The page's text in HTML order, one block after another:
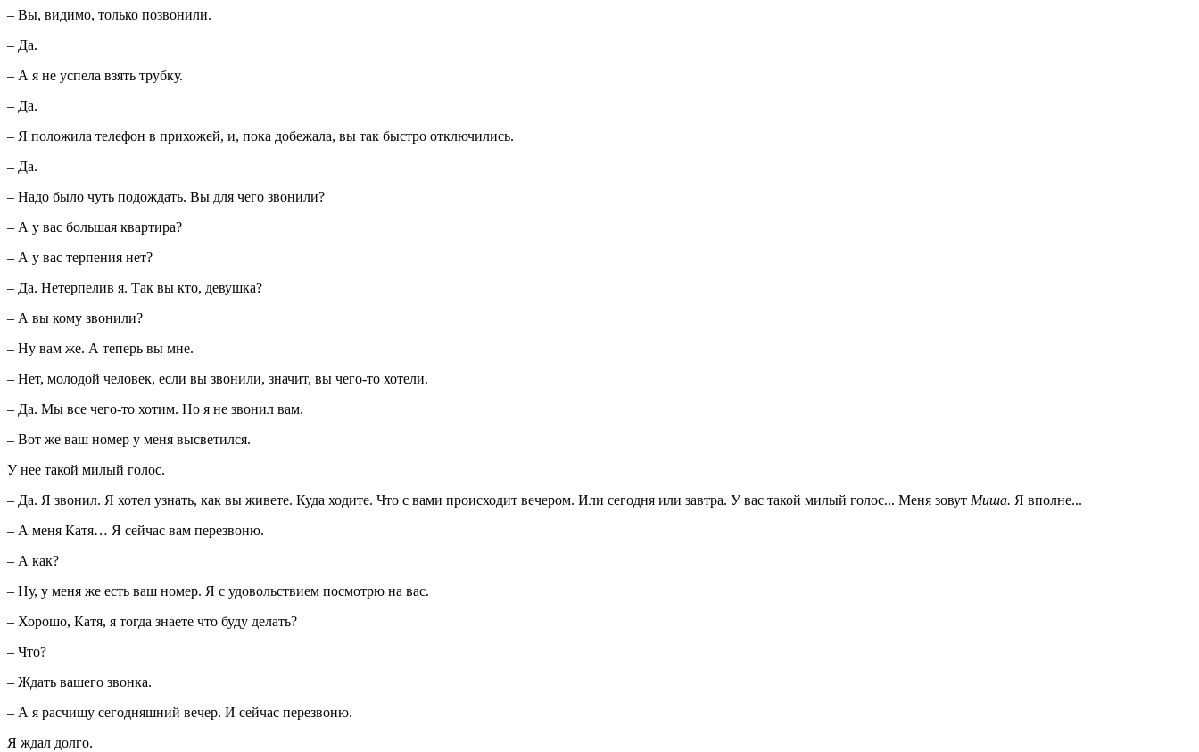
– Вы, видимо, только позвонили.
– Да.
– А я не успела взять трубку.
– Да.
– Я положила телефон в прихожей, и, пока добежала, вы так быстро отключились.
– Да.
– Надо было чуть подождать. Вы для чего звонили?
– А у вас большая квартира?
– А у вас терпения нет?
– Да. Нетерпелив я. Так вы кто, девушка?
– А вы кому звонили?
– Ну вам же. А теперь вы мне.
– Нет, молодой человек, если вы звонили, значит, вы чего-то хотели.
– Да. Мы все чего-то хотим. Но я не звонил вам.
– Вот же ваш номер у меня высветился.
У нее такой милый голос.
– Да. Я звонил. Я хотел узнать, как вы живете. Куда ходите. Что с вами происходит вечером. Или сегодня или завтра. У вас такой милый голос... Меня зовут Миша. Я вполне...
– А меня Катя… Я сейчас вам перезвоню.
– А как?
– Ну, у меня же есть ваш номер. Я с удовольствием посмотрю на вас.
– Хорошо, Катя, я тогда знаете что буду делать?
– Что?
– Ждать вашего звонка.
– А я расчищу сегодняшний вечер. И сейчас перезвоню.
Я ждал долго.